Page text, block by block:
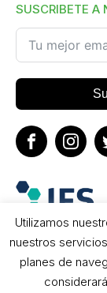
SUSCRIBETE A
Utilizamos
nuestros
planes de